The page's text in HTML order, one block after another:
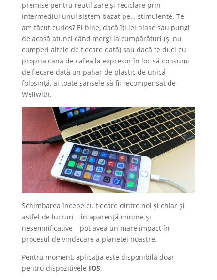
premise pentru reutilizare și reciclare prin
intermediul unui sistem bazat pe… stimulente. Te-
am făcut curios? Ei bine, dacă îți iei plase sau pungi
de acasă atunci când mergi la cumpărături (și nu
cumperi altele de fiecare dată) sau dacă te duci cu
propria cană de cafea la expresor în loc să consumi
de fiecare dată un pahar de plastic de unică
folosință, ai toate șansele să fii recompensat de
Wellwith.
Schimbarea începe cu fiecare dintre noi și chiar și
astfel de lucruri – în aparență minore și
nesemnificative – pot avea un mare impact în
procesul de vindecare a planetei noastre.
Pentru moment, aplicația este disponibilă doar
pentru dispozitivele IOS.